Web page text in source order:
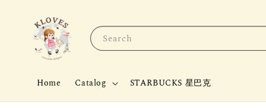
Search
Home Catalog STARBUCKS 星巴克